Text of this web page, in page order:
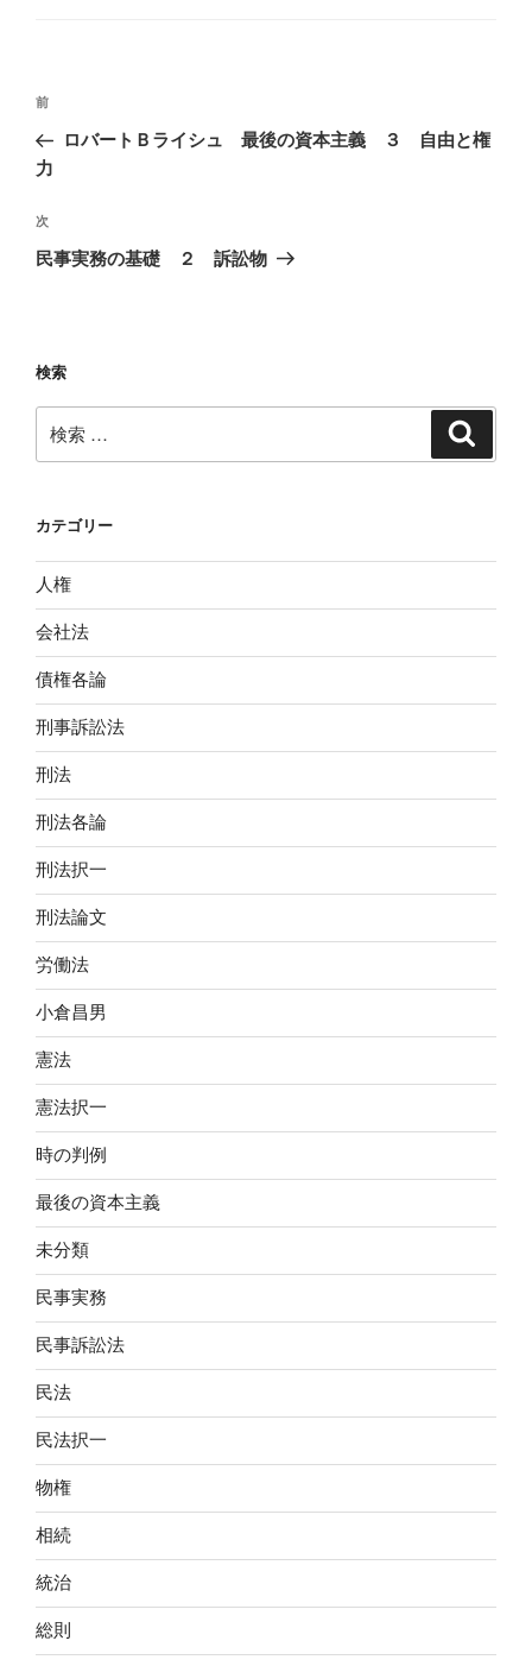
投
ナ
ゲ
ー
過
去
の
稿
前
ロバートＢライシュ 最後の資本主義 ３ 自由と権
力
次
の
次
民事実務の基礎 ２ 訴訟物
検索
索:
カテゴリー
人権
会社法
債権各論
刑事訴訟法
刑法
刑法各論
刑法択一
刑法論文
労働法
小倉昌男
憲法
憲法択一
時の判例
最後の資本主義
未分類
民事実務
民事訴訟法
民法
民法択一
物権
相続
統治
総則